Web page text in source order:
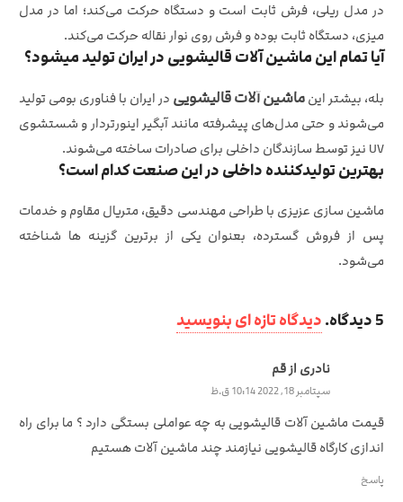
در مدل ریلی، فرش ثابت است و دستگاه حرکت می‌کند؛ اما در مدل
میزی، دستگاه ثابت بوده و فرش روی نوار نقاله حرکت می‌کند.
آیا تمام این ماشین آلات قالیشویی در ایران تولید میشود؟
بله، بیشتر اینماشین آلات قالیشویی در ایران با فناوری بومی تولید
می‌شوند و حتی مدل‌های پیشرفته مانند آبگیر اینورتردار و شستشوی
UV نیز توسط سازندگان داخلی برای صادرات ساخته می‌شوند.
بهترین تولیدکننده داخلی در این صنعت کدام است؟
ماشین‌ سازی عزیزی با طراحی مهندسی دقیق، متریال مقاوم و خدمات
پس از فروش گسترده، بعنوان یکی از برترین گزینه‌ ها شناخته
می‌شود.
5دیدگاه.دیدگاه تازه ای بنویسید
نادری از قم
سپتامبر 18, 2022 10:14 ق.ظ
قیمت ماشین آلات قالیشویی به چه عواملی بستگی دارد ؟ ما برای راه
اندازی کارگاه قالیشویی نیازمند چند ماشین آلات هستیم
پاسخ